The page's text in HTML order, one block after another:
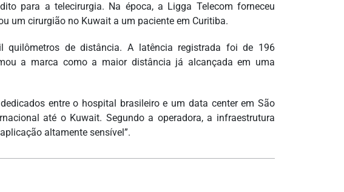
para a telecirurgia. Na época, a Ligga Telecom forneceu
um cirurgião no Kuwait a um paciente em Curitiba.
de distância. A latência registrada foi de 196
a marca como a maior distância já alcançada em uma
entre o hospital brasileiro e um data center em São
até o Kuwait. Segundo a operadora, a infraestrutura
altamente sensível”.